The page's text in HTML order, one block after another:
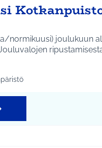
normikuusi) joulukuun
mukaan: Riihikallio
tulokset teeman mukaan: